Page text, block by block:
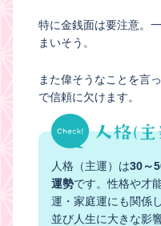
特に金銭面は要注意。
まいそう。
また偉そうなことを言
で信頼に欠けます。
人格（主運）は30～
運勢です。性格や才
運・家庭運にも関係
並び人生に大きな影